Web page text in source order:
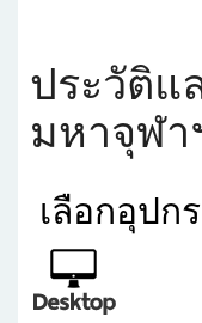
ประวัติ
มหาจุฬา
เลือกอุปก